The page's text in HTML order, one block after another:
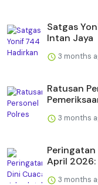
Satgas
Intan Jaya
3 months
Ratusan
3 months
April 2026:
3 months